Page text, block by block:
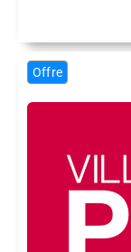
Offre